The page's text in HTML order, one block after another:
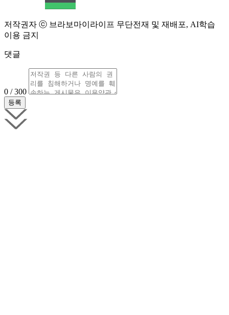
저작권자 ⓒ 브라보마이라이프 무단전재 및 재배포, AI학습
이용 금지
댓글
0 / 300